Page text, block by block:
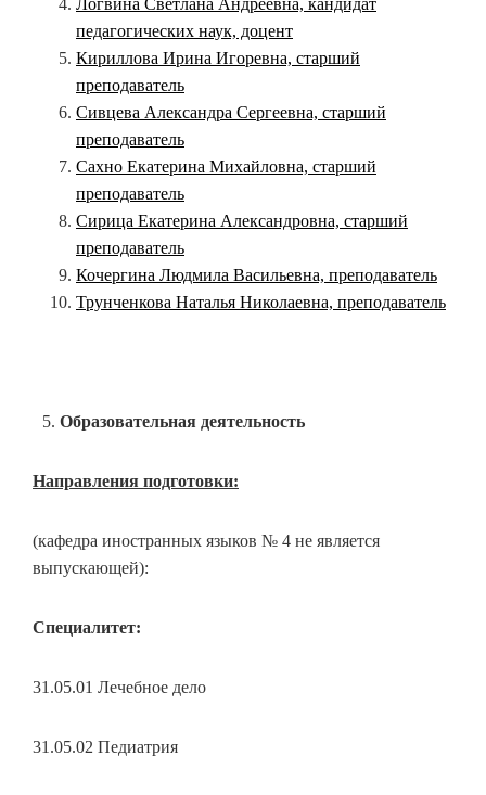
Логвина Светлана Андреевна, кандидат
педагогических наук, доцент
Кириллова Ирина Игоревна, старший
преподаватель
Сивцева Александра Сергеевна, старший
преподаватель
Сахно Екатерина Михайловна, старший
преподаватель
Сирица Екатерина Александровна, старший
преподаватель
Кочергина Людмила Васильевна, преподаватель
Трунченкова Наталья Николаевна, преподаватель
Образовательная деятельность
Направления подготовки:
(кафедра иностранных языков № 4 не является
выпускающей):
Специалитет:
31.05.01 Лечебное дело
31.05.02 Педиатрия